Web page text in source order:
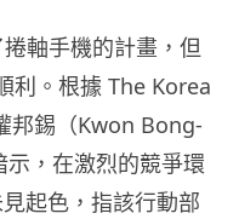
軸手機的計畫，但
利。根據 The Korea
邦錫（Kwon Bong-
，在激烈的競爭環
起色，指該行動部